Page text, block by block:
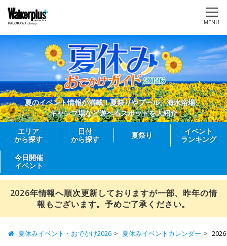
MENU
夏のイベント情報が満載！夏祭りやプール、海水浴場、
キャンプ場など遊べるスポットを大紹介
エリア
から探す
日付
から探す
夏祭り
イベント
ランキング
今日開催
イベント
2026年情報へ順次更新しておりますが一部、昨年の情
報もございます。予めご了承ください。
夏休みイベント・おでかけ2026 夏休みイベントカレンダー